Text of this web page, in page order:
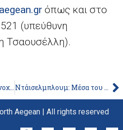
aegean.gr όπως και στο
(υπεύθυνη
Τσαουσέλλη).
Ευρωπαϊκή πολιτική συνοχής 2007-2013: τι προσέφερε στην Ευρώπη και στην Ελλάδα Ντάισελμπλουμ: Μέσα του 2018 οι τελικές λύσεις για το χρέος
Aegean | All rights reserved